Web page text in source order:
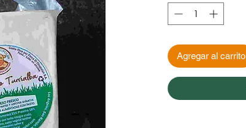
Agregar al carrito